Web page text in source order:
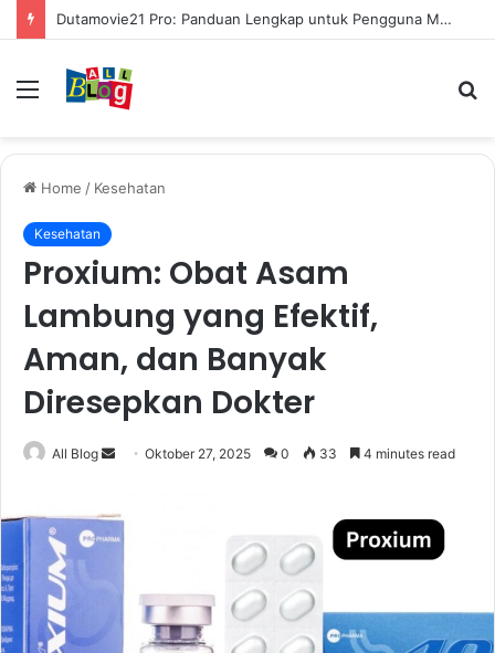
Mengenal Cara Mengerubungi Lazada: Panduan Lengkap untuk Pembeli dan Penjual
Menu
Home / Kesehatan
Kesehatan
Proxium: Obat Asam
Lambung yang Efektif,
Aman, dan Banyak
Diresepkan Dokter
All Blog
SendOktober 27, 2025 0 33 4 minutes read